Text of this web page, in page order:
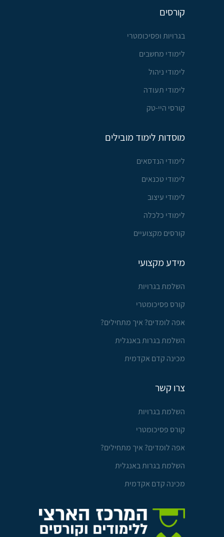
קורסים
בגרויות ופסיכומטרי
לימודי מחשבים
לימודי ניהול
לימודי תעודה
קורסי היי-טק
מוסדות לימוד מובילים
לימודי הנדסאים
לימודי טכנאים
לימודי עיצוב
לימודי כלכלה
קורסים מקצועיים
מידע מקצועי
השלמת בגרויות
קורס פסיכומטרי
אפה לומדים? איך מתחילים?
השלמת בגרות באנגלית
מכינה קדם אקדמית
צרו קשר
השלמת בגרויות
קורס פסיכומטרי
אפה לומדים? איך מתחילים?
השלמת בגרות באנגלית
מכינה קדם אקדמית